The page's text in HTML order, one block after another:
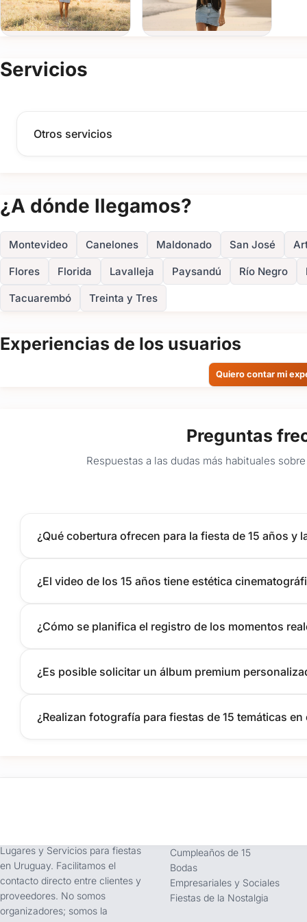
Contratá un servicio de fotografía profesional que haga tus
completá el formulario de contacto para conocer los
Studios. ¡Estamos listos para contar tu historia!
Servicios
Otros servicios
¿A dónde llegamos?
Montevideo Canelones Maldonado San José
Flores Florida Lavalleja Paysandú Río Negro
Tacuarembó Treinta y Tres
Experiencias de los usuarios
Quiero contar mi
Preguntas
Respuestas a las dudas más habituales
¿Qué cobertura ofrecen para la fiesta de 15 años y
¿El video de los 15 años tiene estética
¿Cómo se planifica el registro de los momentos
¿Es posible solicitar un álbum premium
¿Realizan fotografía para fiestas de 15 temáticas
Lugares y Servicios para fiestas
en Uruguay. Facilitamos el
contacto directo entre clientes y
proveedores. No somos
organizadores; somos la
Cumpleaños de 15
Bodas
Empresariales y Sociales
Fiestas de la Nostalgia